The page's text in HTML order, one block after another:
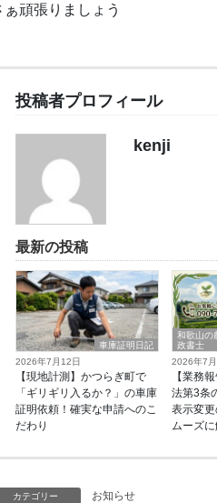
ぁ頑張りましょう
投稿者プロフィール
kenji
最新の投稿
車庫証明日記
2026年7月12日
【現地計測】かつらぎ町で
「ギリギリ入るか？」の車庫
証明依頼！確実な申請へのこ
だわり
和歌山
政書士
2026年7月
【業務
法第3条
表示変
ムーズ
カテゴリー お知らせ